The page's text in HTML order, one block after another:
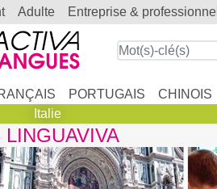
adulte entreprise & professionnel
PORTUGAIS CHINOIS
Italie
LINGUAVIVA